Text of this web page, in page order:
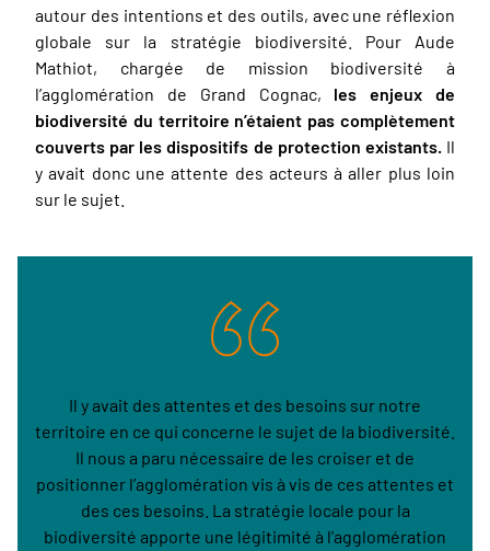
autour des intentions et des outils, avec une réflexion
globale sur la stratégie biodiversité. Pour Aude
Mathiot, chargée de mission biodiversité à
l’agglomération de Grand Cognac, les enjeux de
biodiversité du territoire n’étaient pas complètement
couverts par les dispositifs de protection existants.Il
y avait donc une attente des acteurs à aller plus loin
sur le sujet.
Il y avait des attentes et des besoins sur notre
territoire en ce qui concerne le sujet de la biodiversité.
Il nous a paru nécessaire de les croiser et de
positionner l’agglomération vis à vis de ces attentes et
des ces besoins. La stratégie locale pour la
biodiversité apporte une légitimité à l'agglomération